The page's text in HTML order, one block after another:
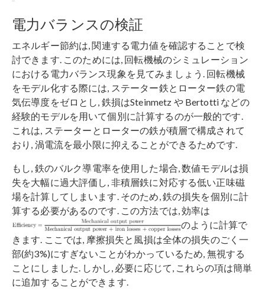
電力バランスの検証
エネルギー節約は, 関連する電力値を確認することで検
討できます. このためには, 回転機械のシミュレーション
における電力バランス現象を見てみましょう. 回転機械
をモデル化する際には, ステーター鉄とローター鉄の電
気伝導度をゼロとし, 鉄損はSteinmetz や Bertotti などの
経験的モデルを用いて個別に計算するのが一般的です.
これは, ステーターとローターの鉄が積層で構成されて
おり, 渦電流を最小限に抑えることができるためです.
もし, 鉄のバルク導電率を使用した場合, 数値モデルは損
失を大幅に過大評価し, 非積層鉄に対応する低い正味磁
場を計算してしまいます. そのため, 鉄の損失を個別に計
算する必要があるのです. この方法では, 効率は
のように計算で
きます. ここでは, 摩擦損失と風損は全体の損失のごく一
部(約3%)にすぎないことがわかっているため, 無視する
ことにしました. しかし, 必要に応じて, これらの項は簡単
に追加することができます.